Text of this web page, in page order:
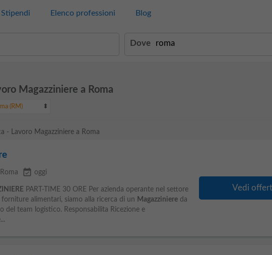
Stipendi Elenco professioni Blog
Dove
Magazziniere a Roma
(RM)
- Lavoro Magazziniere a Roma
Roma event_available oggi
PART-TIME 30 ORE Per azienda operante nel settore
forniture alimentari, siamo alla ricerca di un Magazziniereda
del team logistico. Responsabilita Ricezione e
Vedi